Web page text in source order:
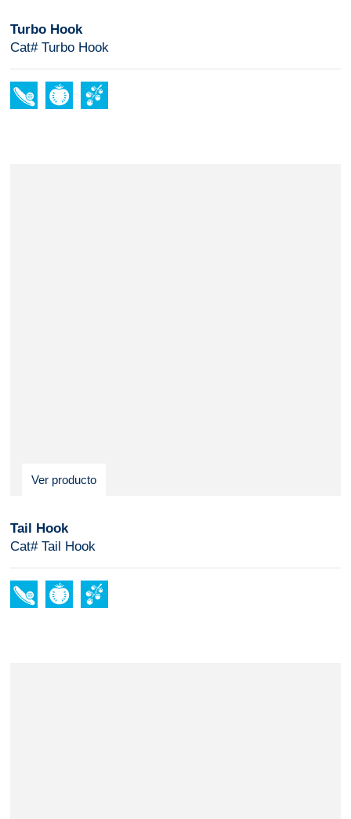
Turbo Hook
Cat# Turbo Hook
Ver producto
Tail Hook
Cat# Tail Hook